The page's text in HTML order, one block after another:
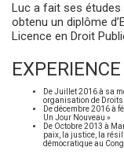
Luc a fait ses études
obtenu un diplôme
Licence en Droit
De Juillet 2016 à sa
organisation de Droits
De décembre 2016 à
Un Jour Nouveau »
De Octobre 2013 à
paix, la justice, la
démocratique au